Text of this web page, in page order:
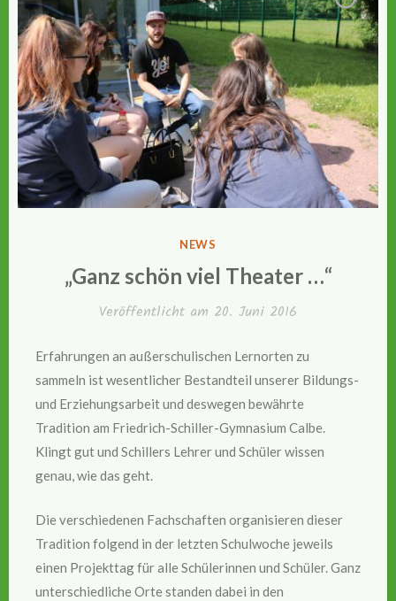
VERÖFFENTLICHT
NEWS
„Ganz schön viel Theater …“
Veröffentlicht am 20. Juni 2016
Erfahrungen an außerschulischen Lernorten zu
sammeln ist wesentlicher Bestandteil unserer Bildungs-
und Erziehungsarbeit und deswegen bewährte
Tradition am Friedrich-Schiller-Gymnasium Calbe.
Klingt gut und Schillers Lehrer und Schüler wissen
genau, wie das geht.
Die verschiedenen Fachschaften organisieren dieser
Tradition folgend in der letzten Schulwoche jeweils
einen Projekttag für alle Schülerinnen und Schüler. Ganz
unterschiedliche Orte standen dabei in den